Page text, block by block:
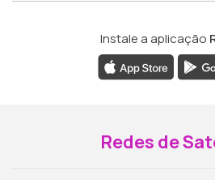
Instale a aplicação
Redes de